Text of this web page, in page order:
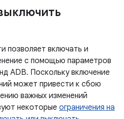
позволяет включать и
с помощью параметров
ADB. Поскольку включение
может привести к сбою
важных изменений
некоторые ограничения на